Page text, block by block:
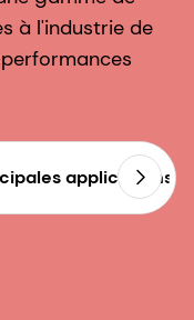
à l'industrie de
applications